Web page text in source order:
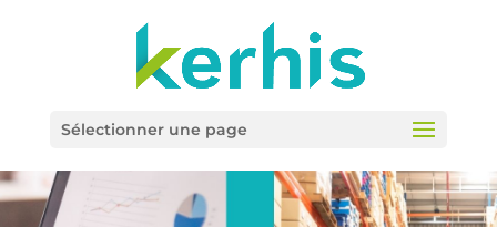
Sélectionner une page